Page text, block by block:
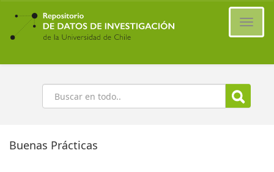
Ir
contenido
principal
Buscar
Buenas Prácticas